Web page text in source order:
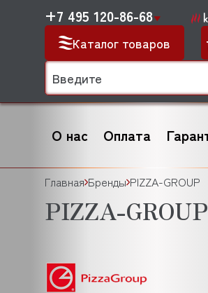
Каталог товаров
+7 495 120-86-68
О нас Оплата
Главная Бренды PIZZA-GROUP
PIZZA-GROUP